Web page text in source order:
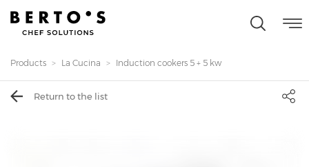
Products La Cucina Induction cookers 5 + 5 kw
Return to the list